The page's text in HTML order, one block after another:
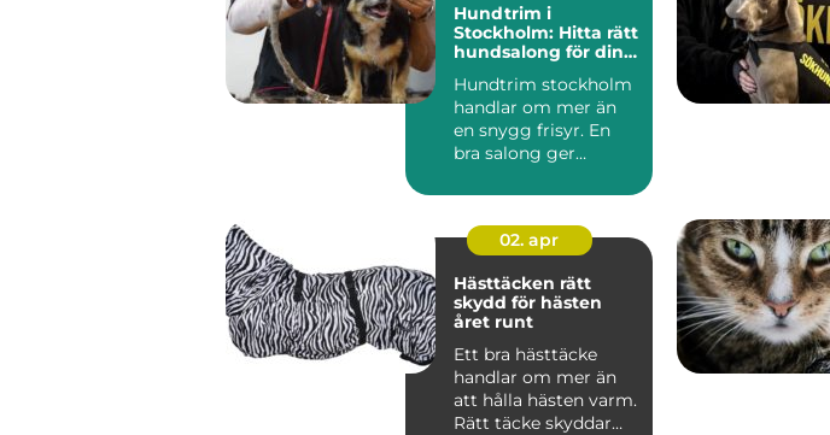
Hundtrim i
Stockholm: Hitta rätt
hundsalong för din
Hundtrim stockholm
handlar om mer än
en snygg frisyr. En
bra salong ger
02. apr
Hästtäcken rätt
skydd för hästen
året runt
Ett bra hästtäcke
handlar om mer än
att hålla hästen varm.
Rätt täcke skyddar